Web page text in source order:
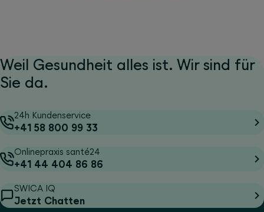
Weil Gesundheit alles ist. Wir sind für
Sie da.
24h Kundenservice
+41 58 800 99 33
Onlinepraxis santé24
+41 44 404 86 86
SWICA IQ
Jetzt Chatten